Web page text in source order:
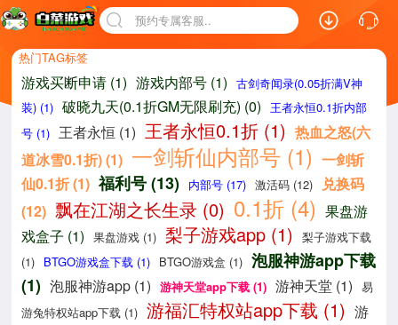
预约专属客服..
热门TAG标签
游戏买断申请 (1) 游戏内部号 (1) 古剑奇闻录(0.05折满V神
装) (1) 破晓九天(0.1折GM无限刷充) (0) 王者永恒0.1折内部
号 (1) 王者永恒 (1) 王者永恒0.1折 (1) 热血之怒(六
道冰雪0.1折) (1) 一剑斩仙内部号 (1) 一剑斩
仙0.1折 (1) 福利号 (13) 内部号 (17) 激活码 (12)
兑换码
(12) 飘在江湖之长生录 (0) 0.1折 (4) 果盘游
戏盒子 (1) 果盘游戏 (1) 梨子游戏app (1)
梨子游戏下载
(1) BTGO游戏盒下载 (1) BTGO游戏盒 (1) 泡服神游app下载
(1) 泡服神游app (1) 游神天堂app下载 (1) 游神天堂 (1) 易
游兔特权站app下载 (1) 游福汇特权站app下载 (1) 游